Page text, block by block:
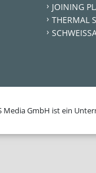
JOINING
THERMAL
Media GmbH ist ein